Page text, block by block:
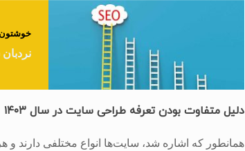
خوشتون
دلیل متفاوت بودن تعرفه طراحی سایت در سال ۱۴۰۳
همانطور که اشاره شد، سایت‌ها انواع مختلفی دارند